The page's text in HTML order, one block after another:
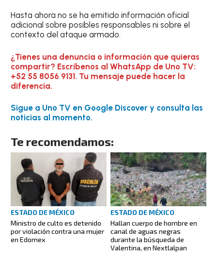
Hasta ahora no se ha emitido información oficial
adicional sobre posibles responsables ni sobre el
contexto del ataque armado.
¿Tienes una denuncia o información que quieras
compartir? Escríbenos al WhatsApp de Uno TV:
+52 55 8056 9131. Tu mensaje puede hacer la
diferencia.
Sigue a Uno TV en Google Discover y consulta las
noticias al momento.
Te recomendamos:
ESTADO DE MÉXICO
Ministro de culto es detenido
por violación contra una mujer
en Edomex
ESTADO DE MÉXICO
Hallan cuerpo de hombre en
canal de aguas negras
durante la búsqueda de
Valentina, en Nextlalpan